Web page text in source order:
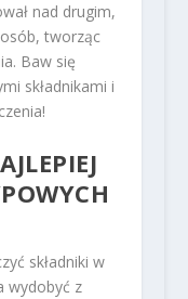
nad drugim,
tworząc
Baw się
składnikami i
składniki w
wydobyć z